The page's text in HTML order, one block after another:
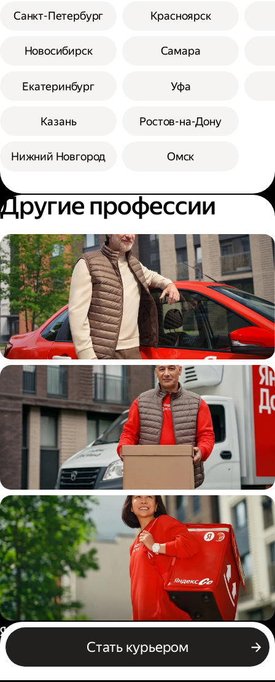
Санкт-Петербург
Новосибирск
Екатеринбург
Казань
Нижний Новгород
Красноярск
Самара
Уфа
Ростов-на-Дону
Омск
Другие профессии
Автокурьер
Водитель
грузовой машины
Пеший курьер
Стать курьером
Россия
Бизнесу